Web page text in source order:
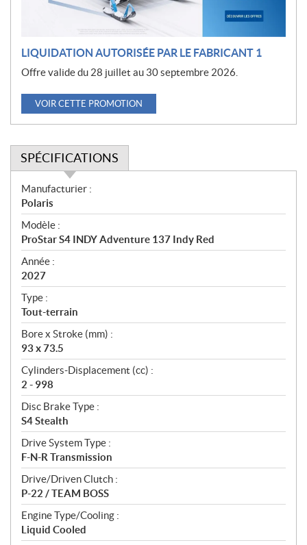
LIQUIDATION AUTORISÉE PAR LE FABRICANT 1
Offre valide du 28 juillet au 30 septembre 2026.
VOIR CETTE PROMOTION
SPÉCIFICATIONS
S
p
é
c
i
f
i
c
a
t
i
o
n
s
Manufacturier :
Polaris
Modèle :
ProStar S4 INDY Adventure 137 Indy Red
Année :
2027
Type :
Tout-terrain
Bore x Stroke (mm) :
93 x 73.5
Cylinders-Displacement (cc) :
2 - 998
Disc Brake Type :
S4 Stealth
Drive System Type :
F-N-R Transmission
Drive/Driven Clutch :
P-22 / TEAM BOSS
Engine Type/Cooling :
Liquid Cooled